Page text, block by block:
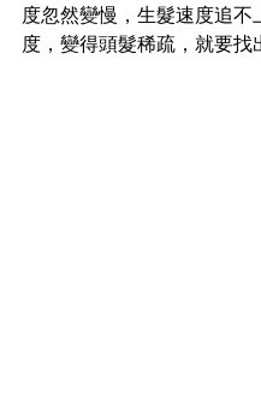
度忽然變慢，生髮速度追不
度，變得頭髮稀疏，就要找